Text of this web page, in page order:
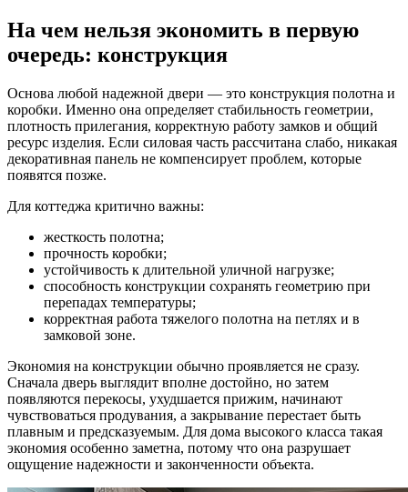
На чем нельзя экономить в первую
очередь: конструкция
Основа любой надежной двери — это конструкция полотна и
коробки. Именно она определяет стабильность геометрии,
плотность прилегания, корректную работу замков и общий
ресурс изделия. Если силовая часть рассчитана слабо, никакая
декоративная панель не компенсирует проблем, которые
появятся позже.
Для коттеджа критично важны:
жесткость полотна;
прочность коробки;
устойчивость к длительной уличной нагрузке;
способность конструкции сохранять геометрию при
перепадах температуры;
корректная работа тяжелого полотна на петлях и в
замковой зоне.
Экономия на конструкции обычно проявляется не сразу.
Сначала дверь выглядит вполне достойно, но затем
появляются перекосы, ухудшается прижим, начинают
чувствоваться продувания, а закрывание перестает быть
плавным и предсказуемым. Для дома высокого класса такая
экономия особенно заметна, потому что она разрушает
ощущение надежности и законченности объекта.